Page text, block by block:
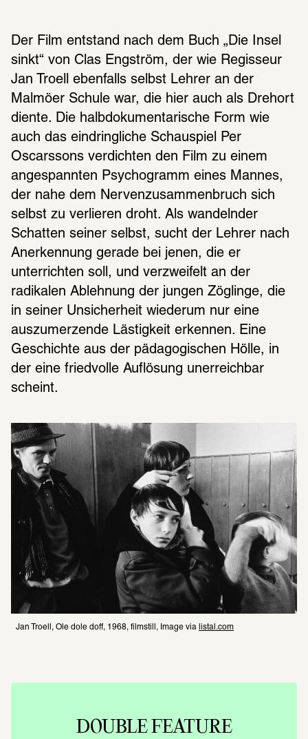
Der Film entstand nach dem Buch „Die Insel
sinkt“ von Clas Engström, der wie Regisseur
Jan Troell ebenfalls selbst Lehrer an der
Malmöer Schule war, die hier auch als Drehort
diente. Die halbdokumentarische Form wie
auch das eindringliche Schauspiel Per
Oscarssons verdichten den Film zu einem
angespannten Psychogramm eines Mannes,
der nahe dem Nervenzusammenbruch sich
selbst zu verlieren droht. Als wandelnder
Schatten seiner selbst, sucht der Lehrer nach
Anerkennung gerade bei jenen, die er
unterrichten soll, und verzweifelt an der
radikalen Ablehnung der jungen Zöglinge, die
in seiner Unsicherheit wiederum nur eine
auszumerzende Lästigkeit erkennen. Eine
Geschichte aus der pädagogischen Hölle, in
der eine friedvolle Auflösung unerreichbar
scheint.
Jan Troell, Ole dole doff, 1968, filmstill, Image via listal.com
DOUBLE FEATURE